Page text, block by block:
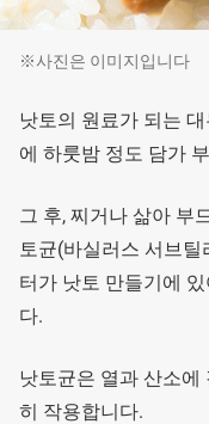
※사진은 이미지입니다
낫토의 원료가 되는
에 하룻밤 정도 담가
그 후, 찌거나 삶아 부
토균(바실러스 서브
터가 낫토 만들기에
다.
낫토균은 열과 산소
히 작용합니다.